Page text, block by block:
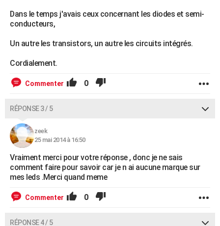
Dans le temps j'avais ceux concernant les diodes et semi-
conducteurs,
Un autre les transistors, un autre les circuits intégrés.
Cordialement.
Commenter 0
RÉPONSE 3 / 5
zeek
25 mai 2014 à 16:50
Vraiment merci pour votre réponse , donc je ne sais
comment faire pour savoir car je n ai aucune marque sur
mes leds .Merci quand meme
Commenter 0
RÉPONSE 4 / 5